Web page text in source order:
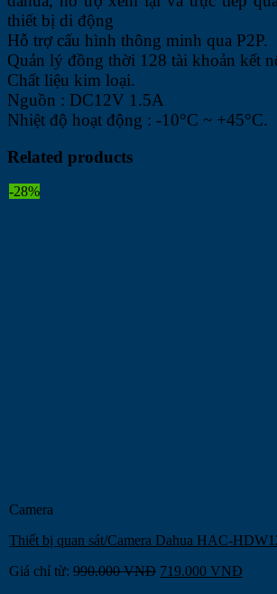
thiết bị di động
Hỗ trợ cấu hình thông minh qua P2P.
Quản lý đồng thời 128 tài khoản kết
Chất liệu kim loại.
Nguồn : DC12V 1.5A
Nhiệt độ hoạt động : -10°C ~ +45°C.
Related products
-28%
Camera
Thiết bị quan sát/Camera Dahua HAC-
Giá chỉ từ: 990.000VNĐ 719.000 VNĐ